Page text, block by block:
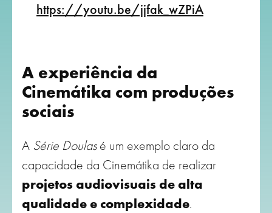
https://youtu.be/jjfak_wZPiA
A experiência da
Cinemátika com produções
sociais
A Série Doulasé um exemplo claro da
capacidade da Cinemátika de realizar
projetos audiovisuais de alta
qualidade e complexidade.